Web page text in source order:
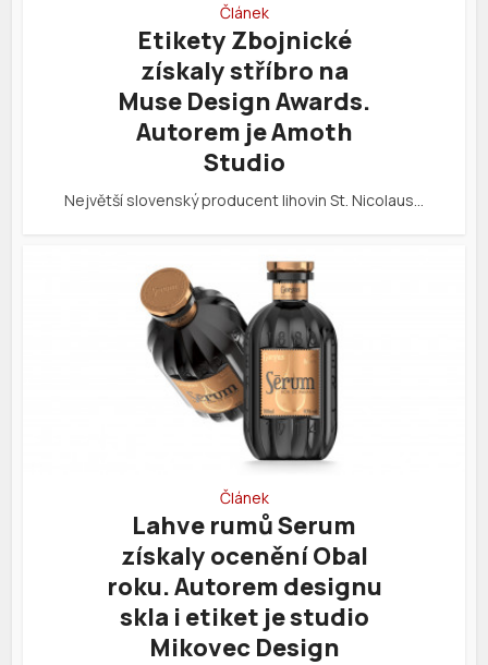
Článek
Etikety Zbojnické
získaly stříbro na
Muse Design Awards.
Autorem je Amoth
Studio
Největší slovenský producent lihovin St. Nicolaus…
Článek
Lahve rumů Serum
získaly ocenění Obal
roku. Autorem designu
skla i etiket je studio
Mikovec Design